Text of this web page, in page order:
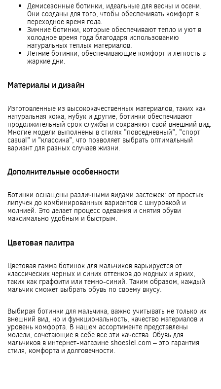
Демисезонные ботинки, идеальные для весны и осени.
Они созданы для того, чтобы обеспечивать комфорт в
переходное время года.
Зимние ботинки, которые обеспечивают тепло и уют в
холодное время года благодаря использованию
натуральных теплых материалов.
Летние ботинки, обеспечивающие комфорт и легкость в
жаркие дни.
Материалы и дизайн
Изготовленные из высококачественных материалов, таких как
натуральная кожа, нубук и другие, ботинки обеспечивают
продолжительный срок службы и сохраняют свой внешний вид.
Многие модели выполнены в стилях "повседневный", "спорт
casual" и "классика", что позволяет выбрать оптимальный
вариант для разных случаев жизни.
Дополнительные особенности
Ботинки оснащены различными видами застежек: от простых
липучек до комбинированных вариантов с шнуровкой и
молнией. Это делает процесс одевания и снятия обуви
максимально удобным и быстрым.
Цветовая палитра
Цветовая гамма ботинок для мальчиков варьируется от
классических черных и синих оттенков до модных и ярких,
таких как граффити или темно-синий. Таким образом, каждый
мальчик сможет выбрать обувь по своему вкусу.
Выбирая ботинки для мальчика, важно учитывать не только их
внешний вид, но и функциональность, качество материалов и
уровень комфорта. В нашем ассортименте представлены
модели, сочетающие в себе все эти качества. Обувь для
мальчиков в интернет-магазине shoeslel.com – это гарантия
стиля, комфорта и долговечности.